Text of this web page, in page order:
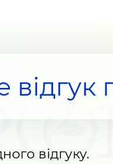
відгук
відгуку.